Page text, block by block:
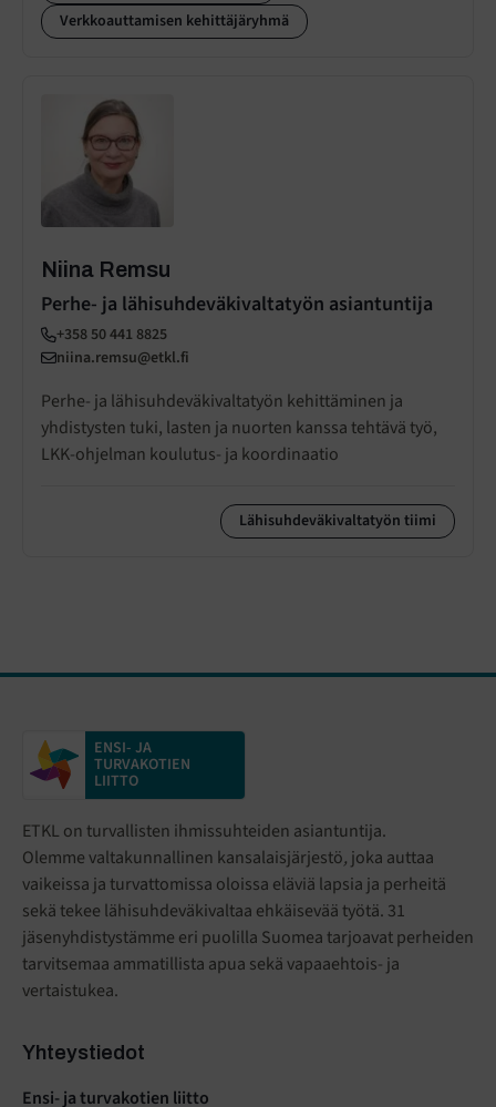
Verkkoauttamisen kehittäjäryhmä
Niina Remsu
Perhe- ja lähisuhdeväkivaltatyön asiantuntija
+358 50 441 8825
niina.remsu@etkl.fi
Perhe- ja lähisuhdeväkivaltatyön kehittäminen ja
yhdistysten tuki, lasten ja nuorten kanssa tehtävä työ,
LKK-ohjelman koulutus- ja koordinaatio
Lähisuhdeväkivaltatyön tiimi
ENSI- JA
TURVAKOTIEN
LIITTO
ETKL on turvallisten ihmissuhteiden asiantuntija.
Olemme valtakunnallinen kansalaisjärjestö, joka auttaa
vaikeissa ja turvattomissa oloissa eläviä lapsia ja perheitä
sekä tekee lähisuhdeväkivaltaa ehkäisevää työtä. 31
jäsenyhdistystämme eri puolilla Suomea tarjoavat perheiden
tarvitsemaa ammatillista apua sekä vapaaehtois- ja
vertaistukea.
Yhteystiedot
Ensi- ja turvakotien liitto